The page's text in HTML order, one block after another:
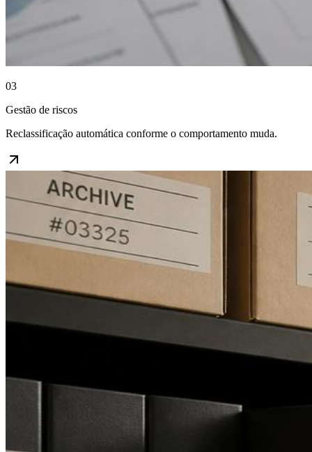
03
Gestão de riscos
Reclassificação automática conforme o comportamento muda.